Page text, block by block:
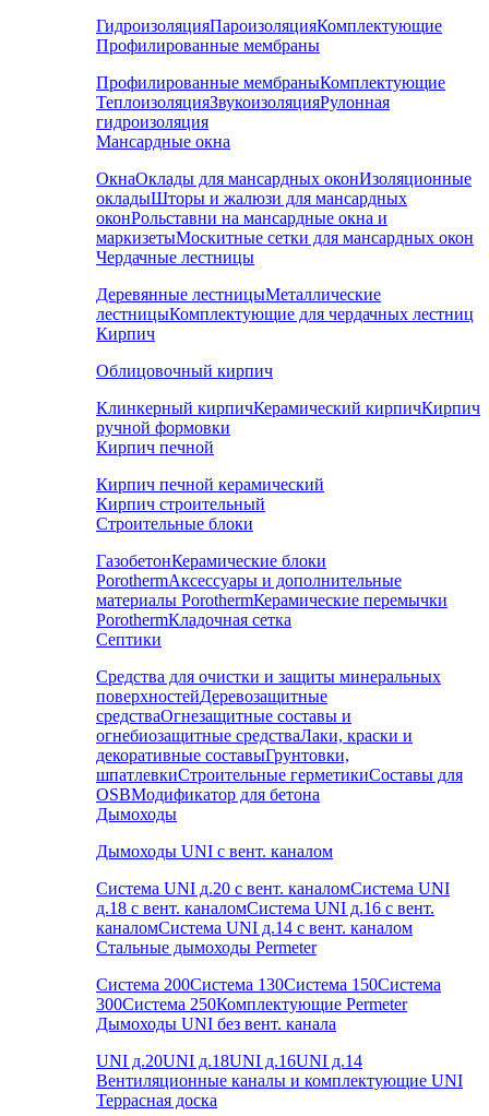
ГидроизоляцияПароизоляцияКомплектующие
Профилированные мембраны
Профилированные мембраныКомплектующие
ТеплоизоляцияЗвукоизоляцияРулонная
гидроизоляция
Мансардные окна
ОкнаОклады для мансардных оконИзоляционные
окладыШторы и жалюзи для мансардных
оконРольставни на мансардные окна и
маркизетыМоскитные сетки для мансардных окон
Чердачные лестницы
Деревянные лестницыМеталлические
лестницыКомплектующие для чердачных лестниц
Кирпич
Облицовочный кирпич
Клинкерный кирпичКерамический кирпичКирпич
ручной формовки
Кирпич печной
Кирпич печной керамический
Кирпич строительный
Строительные блоки
ГазобетонКерамические блоки
PorothermАксессуары и дополнительные
материалы PorothermКерамические перемычки
PorothermКладочная сетка
Септики
Средства для очистки и защиты минеральных
поверхностейДеревозащитные
средстваОгнезащитные составы и
огнебиозащитные средстваЛаки, краски и
декоративные составыГрунтовки,
шпатлевкиСтроительные герметикиСоставы для
OSBМодификатор для бетона
Дымоходы
Дымоходы UNI с вент. каналом
Система UNI д.20 с вент. каналомСистема UNI
д.18 с вент. каналомСистема UNI д.16 с вент.
каналомСистема UNI д.14 с вент. каналом
Стальные дымоходы Permeter
Система 200Система 130Система 150Система
300Система 250Комплектующие Permeter
Дымоходы UNI без вент. канала
UNI д.20UNI д.18UNI д.16UNI д.14
Вентиляционные каналы и комплектующие UNI
Террасная доска